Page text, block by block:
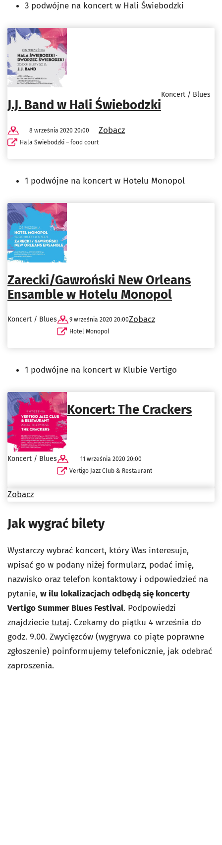
3 podwójne na koncert w Hali Świebodzki
J.J. Band w Hali Świebodzki
Koncert / Blues
8 września 2020 20:00
Hala Świebodzki – food court
Zobacz
1 podwójne na koncert w Hotelu Monopol
Zarecki/Gawroński New Orleans
Ensamble w Hotelu Monopol
Koncert / Blues
9 września 2020 20:00
Hotel Monopol
Zobacz
1 podwójne na koncert w Klubie Vertigo
Koncert: The Crackers
Koncert / Blues
11 września 2020 20:00
Vertigo Jazz Club & Restaurant
Zobacz
Jak wygrać bilety
Wystarczy wybrać koncert, który Was interesuje,
wpisać go w podany niżej formularz, podać imię,
nazwisko oraz telefon kontaktowy i odpowiedzieć na
pytanie, w ilu lokalizacjach odbędą się koncerty
Vertigo Summer Blues Festival. Podpowiedzi
znajdziecie tutaj. Czekamy do piątku 4 września do
godz. 9.00. Zwycięzców (wygrywa co piąte poprawne
zgłoszenie) poinformujemy telefonicznie, jak odebrać
zaproszenia.